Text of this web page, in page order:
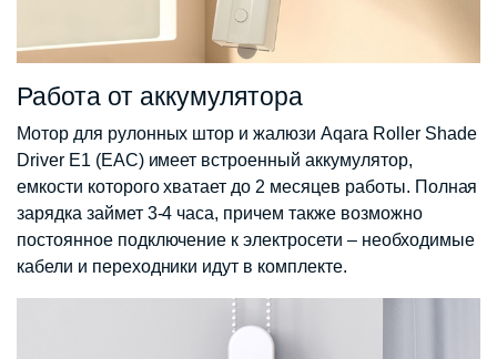
Работа от аккумулятора
Мотор для рулонных штор и жалюзи Aqara Roller Shade
Driver E1 (EAC) имеет встроенный аккумулятор,
емкости которого хватает до 2 месяцев работы. Полная
зарядка займет 3-4 часа, причем также возможно
постоянное подключение к электросети – необходимые
кабели и переходники идут в комплекте.